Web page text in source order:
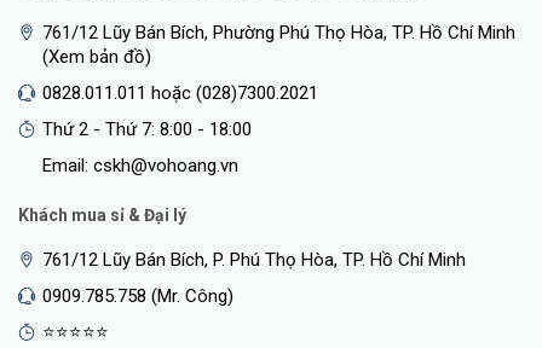
761/12 Lũy Bán Bích, Phường Phú Thọ Hòa, TP. Hồ Chí Minh
(Xem bản đồ)
0828.011.011 hoặc (028)7300.2021
Thứ 2 - Thứ 7: 8:00 - 18:00
Email: cskh@vohoang.vn
Khách mua sỉ & Đại lý
761/12 Lũy Bán Bích, P. Phú Thọ Hòa, TP. Hồ Chí Minh
0909.785.758 (Mr. Công)
⭐⭐⭐⭐⭐